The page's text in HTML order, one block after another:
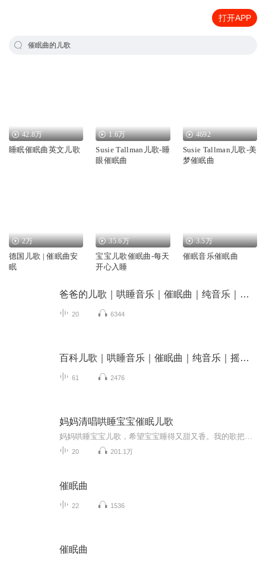
打开APP
催眠曲的儿歌
42.8万
睡眠催眠曲英文儿歌
1.6万
Susie Tallman儿歌-睡
眼催眠曲
4692
Susie Tallman儿歌-美
梦催眠曲
2万
德国儿歌 | 催眠曲安
眠
35.6万
宝宝儿歌催眠曲-每天
开心入睡
3.5万
催眠音乐催眠曲
爸爸的儿歌｜哄睡音乐｜催眠曲｜纯音乐｜摇篮曲｜
20 6344
百科儿歌｜哄睡音乐｜催眠曲｜纯音乐｜摇篮曲｜
61 2476
妈妈清唱哄睡宝宝催眠儿歌
20 201.1万
催眠曲
22 1536
催眠曲